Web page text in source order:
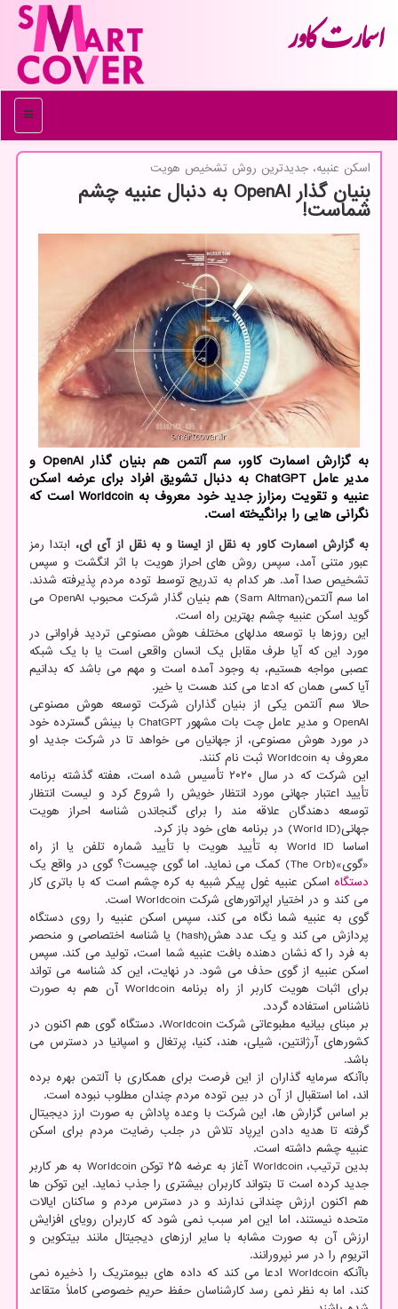
اسمارت كاور
منو
اسكن عنبیه، جدیدترین روش تشخیص هویت
بنیان گذار OpenAI به دنبال عنبیه چشم
شماست!
به گزارش اسمارت کاور، سم آلتمن هم بنیان گذار OpenAI و
مدیر عامل ChatGPT به دنبال تشویق افراد برای عرضه اسکن
عنبیه و تقویت رمزارز جدید خود معروف به Worldcoin است که
نگرانی هایی را برانگیخته است.
به گزارش اسمارت کاور به نقل از ایسنا و به نقل از آی ای، ابتدا رمز
عبور متنی آمد، سپس روش های احراز هویت با اثر انگشت و سپس
تشخیص صدا آمد. هر کدام به تدریج توسط توده مردم پذیرفته شدند.
اما سم آلتمن(Sam Altman) هم بنیان گذار شرکت محبوب OpenAI می
گوید اسکن عنبیه چشم بهترین راه است.
این روزها با توسعه مدلهای مختلف هوش مصنوعی تردید فراوانی در
مورد این که آیا طرف مقابل یک انسان واقعی است یا با یک شبکه
عصبی مواجه هستیم، به وجود آمده است و مهم می باشد که بدانیم
آیا کسی همان که ادعا می کند هست یا خیر.
حالا سم آلتمن یکی از بنیان گذاران شرکت توسعه هوش مصنوعی
OpenAI و مدیر عامل چت بات مشهور ChatGPT با بینش گسترده خود
در مورد هوش مصنوعی، از جهانیان می خواهد تا در شرکت جدید او
معروف به Worldcoin ثبت نام کنند.
این شرکت که در سال ۲۰۲۰ تأسیس شده است، هفته گذشته برنامه
تأیید اعتبار جهانی مورد انتظار خویش را شروع کرد و لیست انتظار
توسعه دهندگان علاقه مند را برای گنجاندن شناسه احراز هویت
جهانی(World ID) در برنامه های خود باز کرد.
اساسا World ID به تأیید هویت با تأیید شماره تلفن یا از راه
«گوی»(The Orb) کمک می نماید. اما گوی چیست؟ گوی در واقع یک
دستگاه اسکن عنبیه غول پیکر شبیه به کره چشم است که با باتری کار
می کند و در اختیار اپراتورهای شرکت Worldcoin است.
گوی به عنبیه شما نگاه می کند، سپس اسکن عنبیه را روی دستگاه
پردازش می کند و یک عدد هش(hash) یا شناسه اختصاصی و منحصر
به فرد را که نشان دهنده بافت عنبیه شما است، تولید می کند. سپس
اسکن عنبیه از گوی حذف می شود. در نهایت، این کد شناسه می تواند
برای اثبات هویت کاربر از راه برنامه Worldcoin آن هم به صورت
ناشناس استفاده گردد.
بر مبنای بیانیه مطبوعاتی شرکت Worldcoin، دستگاه گوی هم اکنون در
کشورهای آرژانتین، شیلی، هند، کنیا، پرتغال و اسپانیا در دسترس می
باشد.
باآنکه سرمایه گذاران از این فرصت برای همکاری با آلتمن بهره برده
اند، اما استقبال از آن در بین توده مردم چندان مطلوب نبوده است.
بر اساس گزارش ها، این شرکت با وعده پاداش به صورت ارز دیجیتال
گرفته تا هدیه دادن ایرپاد تلاش در جلب رضایت مردم برای اسکن
عنبیه چشم داشته است.
بدین ترتیب، Worldcoin آغاز به عرضه ۲۵ توکن Worldcoin به هر کاربر
جدید کرده است تا بتواند کاربران بیشتری را جذب نماید. این توکن ها
هم اکنون ارزش چندانی ندارند و در دسترس مردم و ساکنان ایالات
متحده نیستند، اما این امر سبب نمی شود که کاربران رویای افزایش
ارزش آن به صورت مشابه با سایر ارزهای دیجیتال مانند بیتکوین و
اتریوم را در سر نپرورانند.
باآنکه Worldcoin ادعا می کند که داده های بیومتریک را ذخیره نمی
کند، اما به نظر نمی رسد کارشناسان حفظ حریم خصوصی کاملاً متقاعد